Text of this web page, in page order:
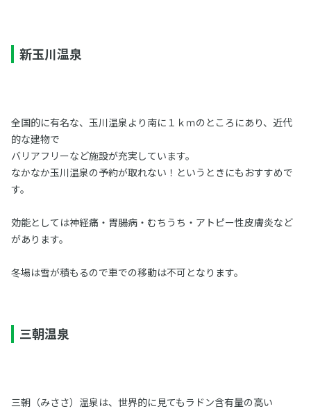
新玉川温泉
全国的に有名な、玉川温泉より南に１ｋｍのところにあり、近代
的な建物で
バリアフリーなど施設が充実しています。
なかなか玉川温泉の予約が取れない！というときにもおすすめで
す。
効能としては神経痛・胃腸病・むちうち・アトピー性皮膚炎など
があります。
冬場は雪が積もるので車での移動は不可となります。
三朝温泉
三朝（みささ）温泉は、世界的に見てもラドン含有量の高い